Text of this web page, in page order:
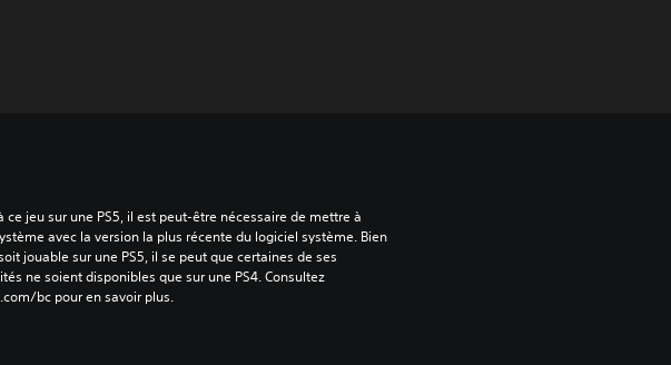
ce jeu sur une PS5, il est peut-être nécessaire de mettre à
avec la version la plus récente du logiciel système. Bien
jouable sur une PS5, il se peut que certaines de ses
ne soient disponibles que sur une PS4. Consultez
bc pour en savoir plus.